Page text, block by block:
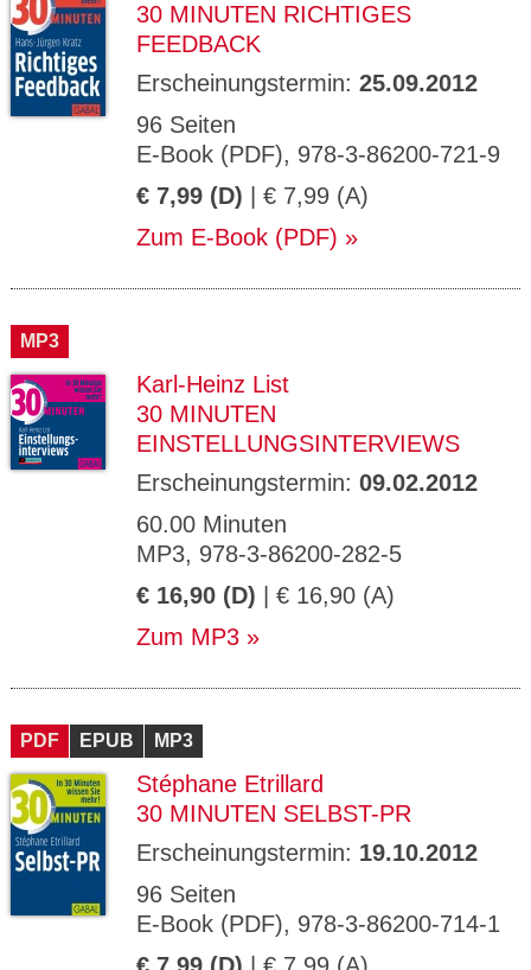
30 MINUTEN RICHTIGES
FEEDBACK
Erscheinungstermin: 25.09.2012
96 Seiten
E-Book (PDF), 978-3-86200-721-9
€ 7,99 (D) | € 7,99 (A)
Zum E-Book (PDF)
MP3
Karl-Heinz List
30 MINUTEN
EINSTELLUNGSINTERVIEWS
Erscheinungstermin: 09.02.2012
60.00 Minuten
MP3, 978-3-86200-282-5
€ 16,90 (D) | € 16,90 (A)
Zum MP3
PDF EPUB MP3
Stéphane Etrillard
30 MINUTEN SELBST-PR
Erscheinungstermin: 19.10.2012
96 Seiten
E-Book (PDF), 978-3-86200-714-1